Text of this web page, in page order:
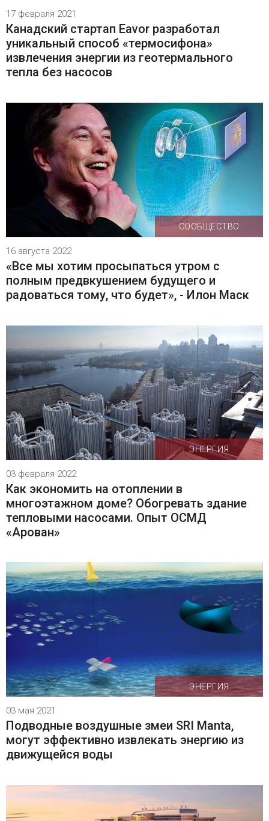
17 февраля 2021
Канадский стартап Eavor разработал
уникальный способ «термосифона»
извлечения энергии из геотермального
тепла без насосов
СООБЩЕСТВО
16 августа 2022
«Все мы хотим просыпаться утром с
полным предвкушением будущего и
радоваться тому, что будет», - Илон Маск
ЭНЕРГИЯ
03 февраля 2022
Как экономить на отоплении в
многоэтажном доме? Обогревать здание
тепловыми насосами. Опыт ОСМД
«Арован»
ЭНЕРГИЯ
03 мая 2021
Подводные воздушные змеи SRI Manta,
могут эффективно извлекать энергию из
движущейся воды